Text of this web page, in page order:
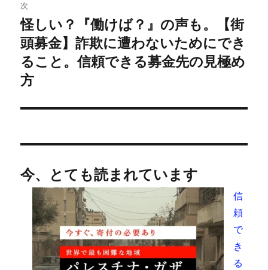
ー
シ
ョ
ン
次
次
の
投
稿:
怪しい？『働けば？』の声も。【街
頭募金】詐欺に遭わないためにでき
ること。信頼できる募金先の見極め
方
今、とても読まれています
信
頼
で
き
る